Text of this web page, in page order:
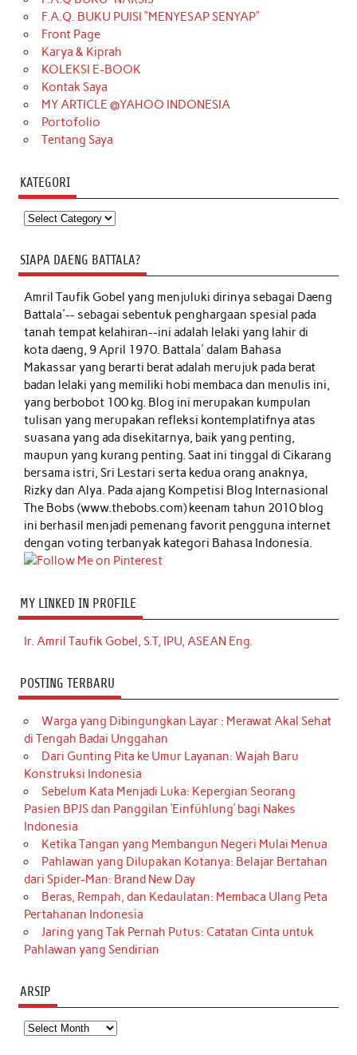
F.A.Q. BUKU PUISI “MENYESAP SENYAP”
Front Page
Karya & Kiprah
KOLEKSI E-BOOK
Kontak Saya
MY ARTICLE @YAHOO INDONESIA
Portofolio
Tentang Saya
KATEGORI
Kategori
SIAPA DAENG BATTALA?
Amril Taufik Gobelyang menjuluki dirinya sebagai Daeng
Battala'-- sebagai sebentuk penghargaan spesial pada
tanah tempat kelahiran--ini adalah lelaki yang lahir di
kota daeng, 9 April 1970. Battala' dalam Bahasa
Makassar yang berarti berat adalah merujuk pada berat
badan lelaki yang memiliki hobi membaca dan menulis ini,
yang berbobot 100 kg. Blog ini merupakan kumpulan
tulisan yang merupakan refleksi kontemplatifnya atas
suasana yang ada disekitarnya, baik yang penting,
maupun yang kurang penting. Saat ini tinggal di Cikarang
bersama istri, Sri Lestari serta kedua orang anaknya,
Rizky dan Alya. Pada ajang Kompetisi Blog Internasional
The Bobs (www.thebobs.com) keenam tahun 2010 blog
ini berhasil menjadi pemenang favorit pengguna internet
dengan voting terbanyak kategori Bahasa Indonesia.
MY LINKED IN PROFILE
Ir. Amril Taufik Gobel, S.T, IPU, ASEAN Eng.
POSTING TERBARU
Warga yang Dibingungkan Layar : Merawat Akal Sehat
di Tengah Badai Unggahan
Dari Gunting Pita ke Umur Layanan: Wajah Baru
Konstruksi Indonesia
Sebelum Kata Menjadi Luka: Kepergian Seorang
Pasien BPJS dan Panggilan ‘Einfühlung’ bagi Nakes
Indonesia
Ketika Tangan yang Membangun Negeri Mulai Menua
Pahlawan yang Dilupakan Kotanya: Belajar Bertahan
dari Spider-Man: Brand New Day
Beras, Rempah, dan Kedaulatan: Membaca Ulang Peta
Pertahanan Indonesia
Jaring yang Tak Pernah Putus: Catatan Cinta untuk
Pahlawan yang Sendirian
ARSIP
Arsip